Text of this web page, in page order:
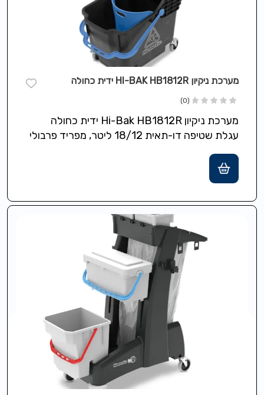
מערכת ניקיון HI-BAK HB1812R ידית כחולה
(0)
מערכת ניקיון Hi-Bak HB1812R ידית כחולה
עגלת שטיפה דו-תאית 18/12 ליטר, מפריד פרבולי
Structofoam, גלגלים…